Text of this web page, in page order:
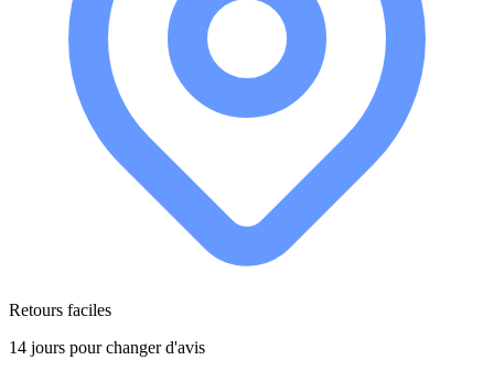
Retours faciles
14 jours pour changer d'avis